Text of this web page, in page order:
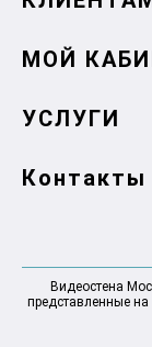
МОЙ
УСЛУГИ
Контакты
Видеостена
представленные